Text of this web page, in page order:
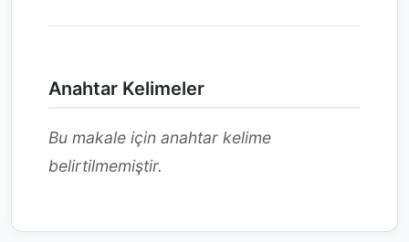
Anahtar Kelimeler
Bu makale için anahtar kelime
belirtilmemiştir.